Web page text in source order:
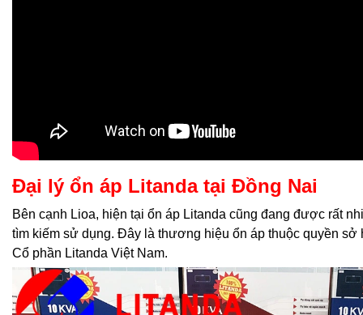
Đại lý ổn áp Litanda tại Đồng Nai
Bên cạnh Lioa, hiện tại ổn áp Litanda cũng đang được rất
tìm kiếm sử dụng. Đây là thương hiệu ổn áp thuộc quyền sở
Cổ phần Litanda Việt Nam.